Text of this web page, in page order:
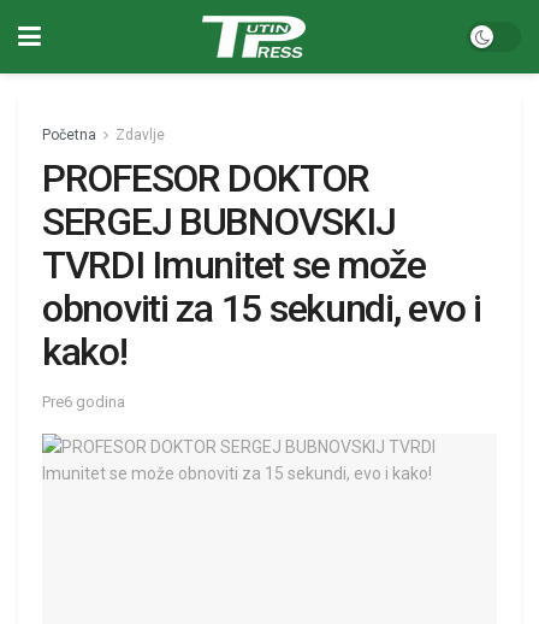
Početna Zdavlje
PROFESOR DOKTOR
SERGEJ BUBNOVSKIJ
TVRDI Imunitet se može
obnoviti za 15 sekundi, evo i
kako!
Pre6 godina